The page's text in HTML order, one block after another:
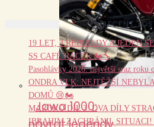
Jawa 1000:
RECENT
19 LET, 3 REBUILDY A JEDEN
SS CAFÉ RACER 🏍️🔧
Pasohlávky 2026: největší sraz roku
ONDRA VLK: NEJTĚŽŠÍ
DOMŮ 😢🏍️
MAROKO DÍL 3: DVA DÍLY
IBRAHIM ZACHRÁNIL